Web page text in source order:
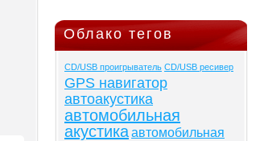
Облако тегов
CD/USB проигрыватель CD/USB ресивер
GPS навигатор
автоакустика
автомобильная
акустикаавтомобильная